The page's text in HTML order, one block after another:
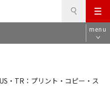
メ
ニ
ュ
menu
・TR：プリント・コピー・ス